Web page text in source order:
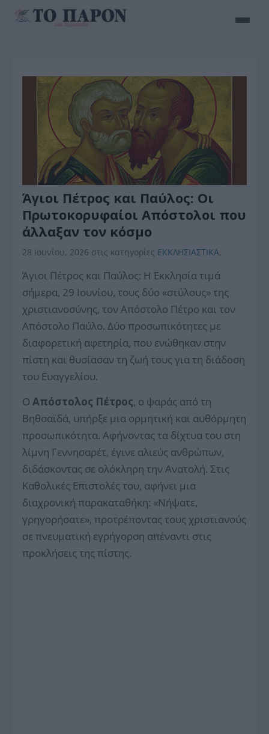
Άγιοι Πέτρος και Παύλος: Οι
Πρωτοκορυφαίοι Απόστολοι που
άλλαξαν τον κόσμο
28 Ιουνίου, 2026 στις κατηγορίες ΕΚΚΛΗΣΙΑΣΤΙΚΑ,
Άγιοι Πέτρος και Παύλος: Η Εκκλησία τιμά
σήμερα, 29 Ιουνίου, τους δύο «στύλους» της
χριστιανοσύνης, τον Απόστολο Πέτρο και τον
Απόστολο Παύλο. Δύο προσωπικότητες με
διαφορετική αφετηρία, που ενώθηκαν στην
πίστη και θυσίασαν τη ζωή τους για τη διάδοση
του Ευαγγελίου.
ΟΑπόστολος Πέτρος, ο ψαράς από τη
Βηθσαϊδά, υπήρξε μια ορμητική και αυθόρμητη
προσωπικότητα. Αφήνοντας τα δίχτυα του στη
λίμνη Γεννησαρέτ, έγινε αλιεύς ανθρώπων,
διδάσκοντας σε ολόκληρη την Ανατολή. Στις
Καθολικές Επιστολές του, αφήνει μια
διαχρονική παρακαταθήκη: «Νήψατε,
γρηγορήσατε», προτρέποντας τους χριστιανούς
σε πνευματική εγρήγορση απέναντι στις
προκλήσεις της πίστης.